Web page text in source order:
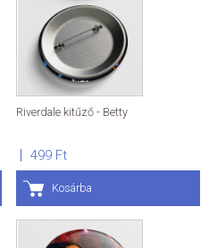
Riverdale kitűző - Betty
499 Ft
Kosárba